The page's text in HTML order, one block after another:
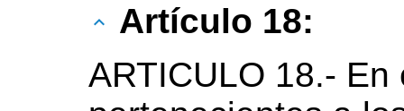
Artículo 18:
ARTICULO 18.-